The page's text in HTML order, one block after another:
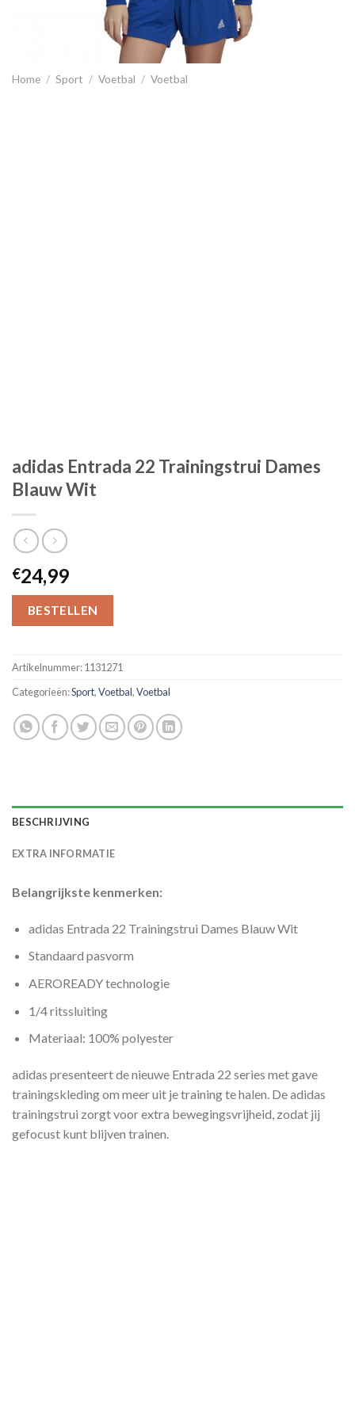
Home / Sport / Voetbal / Voetbal
adidas Entrada 22 Trainingstrui Dames
Blauw Wit
€24,99
BESTELLEN
Artikelnummer:1131271
Categorieën:Sport,Voetbal,Voetbal
BESCHRIJVING
EXTRA INFORMATIE
Belangrijkste kenmerken:
adidas Entrada 22 Trainingstrui Dames Blauw Wit
Standaard pasvorm
AEROREADY technologie
1/4 ritssluiting
Materiaal: 100% polyester
adidas presenteert de nieuwe Entrada 22 series met gave
trainingskleding om meer uit je training te halen. De adidas
trainingstrui zorgt voor extra bewegingsvrijheid, zodat jij
gefocust kunt blijven trainen.